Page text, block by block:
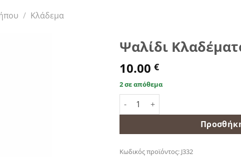
/ Κλάδεμα
Ψαλίδι
10.00 €
2 σε απόθεμα
Ψαλίδι Κλαδέματος Sono J332
Κωδικός προϊόντος: J332